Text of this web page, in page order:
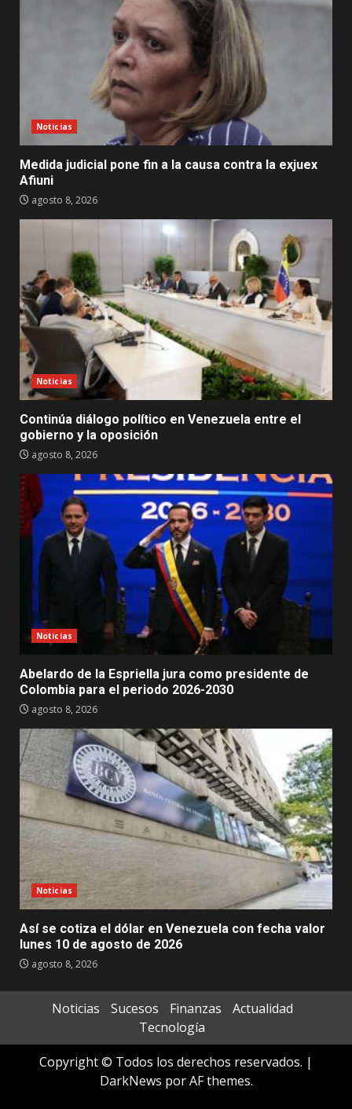
Noticias
Medida judicial pone fin a la causa contra la exjuex
Afiuni
agosto 8, 2026
Noticias
Continúa diálogo político en Venezuela entre el
gobierno y la oposición
agosto 8, 2026
Noticias
Abelardo de la Espriella jura como presidente de
Colombia para el periodo 2026-2030
agosto 8, 2026
Noticias
Así se cotiza el dólar en Venezuela con fecha valor
lunes 10 de agosto de 2026
agosto 8, 2026
Noticias Sucesos Finanzas
Actualidad
Tecnología
Copyright © Todos los derechos reservados. |
DarkNews por AF themes.